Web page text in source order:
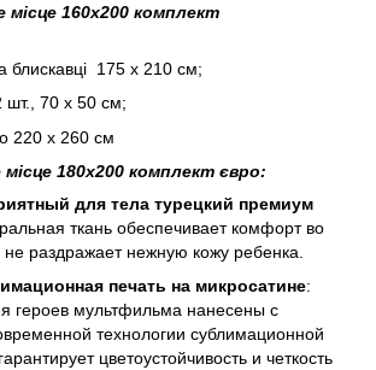
місце 160х200 комплект
блискавці 175 х 210 см;
шт., 70 х 50 см;
220 х 260 см
180х200 комплект євро:
для тела турецкий премиум
ткань обеспечивает комфорт во
раздражает нежную кожу ребенка.
печать на микросатине:
героев мультфильма нанесены с
технологии сублимационной
цветоустойчивость и четкость